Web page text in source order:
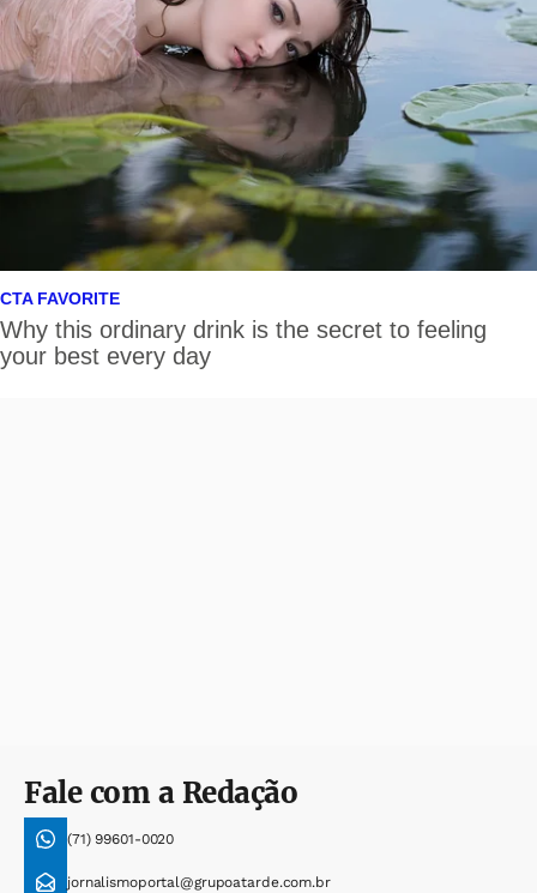
Fale com a Redação
(71) 99601-0020
jornalismoportal@grupoatarde.com.br